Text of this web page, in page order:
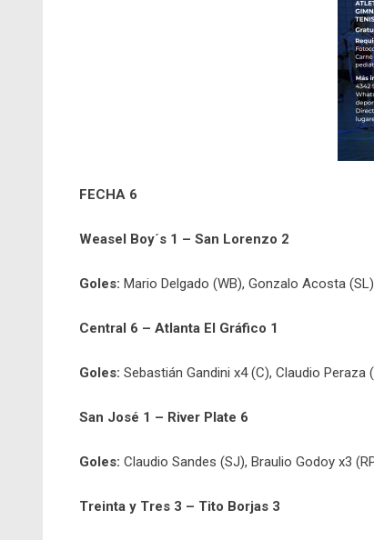
FECHA 6
Weasel Boy´s 1 – San Lorenzo 2
Goles: Mario Delgado (WB), Gonzalo Acosta
Central 6 – Atlanta El Gráfico 1
Goles: Sebastián Gandini x4 (C), Claudio
San José 1 – River Plate 6
Goles: Claudio Sandes (SJ), Braulio Godoy x3
Treinta y Tres 3 – Tito Borjas 3